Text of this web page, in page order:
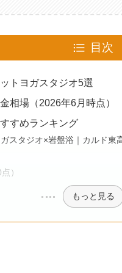
目次
トヨガスタジオ5選
相場（2026年6月時点）
すめランキング
スタジオ×岩盤浴｜カルド東
）
もっと見る